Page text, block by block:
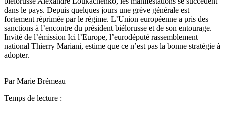
dans le pays. Depuis quelques jours une grève générale est
fortement réprimée par le régime. L’Union européenne a pris des
sanctions à l’encontre du président biélorusse et de son entourage.
Invité de l’émission Ici l’Europe, l’eurodéputé rassemblement
national Thierry Mariani, estime que ce n’est pas la bonne stratégie à
adopter.
Par Marie Brémeau
Temps de lecture :